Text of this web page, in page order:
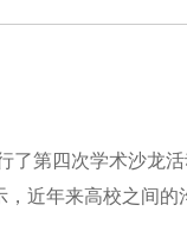
了第四次学术沙龙
近年来高校之间